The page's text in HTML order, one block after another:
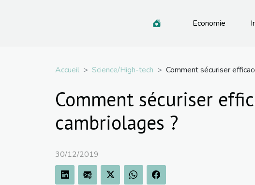
Economie
Accueil Science/High-tech Comment sécuriser
Comment sécuriser
cambriolages ?
30/12/2019